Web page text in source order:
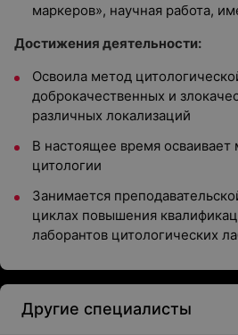
маркеров», научная работа,
Достижения деятельности:
Освоила метод
доброкачественных и
различных локализаций
В настоящее время
цитологии
Занимается
циклах повышения
лаборантов цитологических
Другие специалисты